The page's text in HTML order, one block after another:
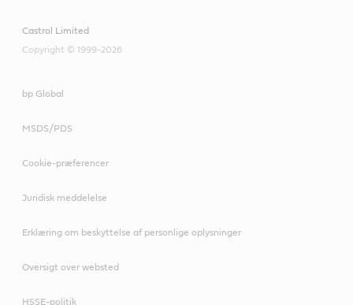
Castrol Limited
Copyright © 1999-2026
bp Global
MSDS/PDS
Cookie-præferencer
Juridisk meddelelse
Erklæring om beskyttelse af personlige oplysninger
Oversigt over websted
HSSE-politik